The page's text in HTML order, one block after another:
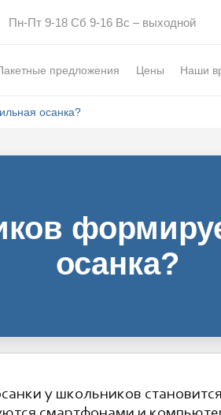
Пн-Пт 9-18 Сб 9-16 Вс – выходной
предложения Цены Наши
осанка?
осанка?
у школьников